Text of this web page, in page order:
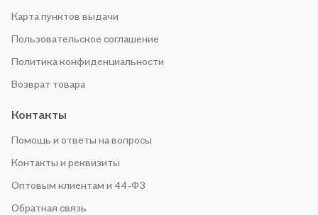
Карта пунктов выдачи
Пользовательское соглашение
Политика конфиденциальности
Возврат товара
Контакты
Помощь и ответы на вопросы
Контакты и реквизиты
Оптовым клиентам и 44-ФЗ
Обратная связь